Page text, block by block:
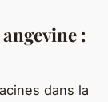
:
dans la